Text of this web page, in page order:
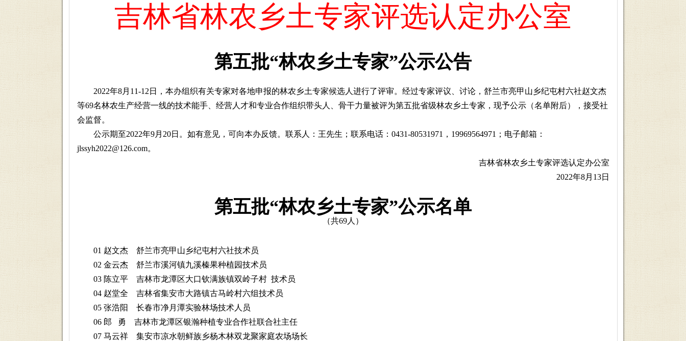
吉林省林农乡土专家评选认定办公室
第五批“林农乡土专家”公示公告
2022年8月11-12日，本办组织有关专家对各地申报的林农乡土专家候选人进行了评审。经过专家评议、讨论，舒兰市亮甲山乡纪屯村六社赵文杰
等69名林农生产经营一线的技术能手、经营人才和专业合作组织带头人、骨干力量被评为第五批省级林农乡土专家，现予公示（名单附后），接受社
会监督。
公示期至2022年9月20日。如有意见，可向本办反馈。联系人：王先生；联系电话：0431-80531971，19969564971；电子邮箱：
jlssyh2022@126.com。
吉林省林农乡土专家评选认定办公室
2022年8月13日
第五批“林农乡土专家”公示名单
（共69人）
01 赵文杰 舒兰市亮甲山乡纪屯村六社技术员
02 金云杰 舒兰市溪河镇九溪榛果种植园技术员
03 陈立平 吉林市龙潭区大口钦满族镇双岭子村 技术员
04 赵堂全 吉林省集安市大路镇古马岭村六组技术员
05 张浩阳 长春市净月潭实验林场技术人员
06 郎 勇 吉林市龙潭区银瀚种植专业合作社联合社主任
07 马云祥 集安市凉水朝鲜族乡杨木林双龙聚家庭农场场长